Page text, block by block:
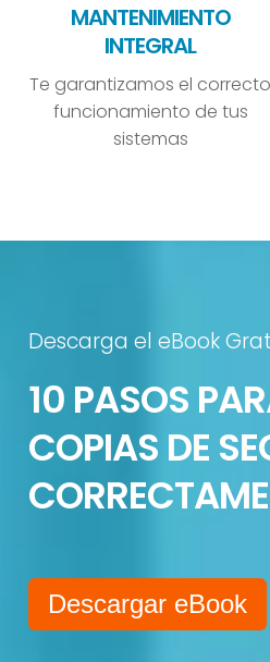
MANTENIMIENTO
INTEGRAL
Te garantizamos el correcto
funcionamiento de tus
sistemas
Descarga el eBook
10 PASOS
COPIAS DE
Descargar eBook